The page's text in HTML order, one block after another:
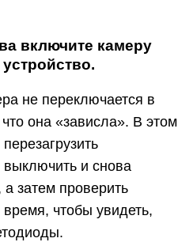
включите камеру
не переключается в
она «зависла». В этом
выключить и снова
затем проверить
чтобы увидеть,